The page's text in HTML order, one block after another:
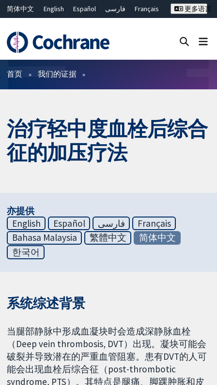
简体中文 English Español فارسی
Français
ไทย
繁體中文
更多语言
过滤
首页 我们的证据
治疗轻中度血栓后综合
征的加压疗法
亦提供
English
Español فارسی
Français
Bahasa Malaysia
繁體中文
简体中文
한국어
系统综述背景
当腿部静脉中形成血凝块时会造成深静脉血栓
（Deep vein thrombosis, DVT）出现。凝块可能会
破裂并导致潜在的严重血管阻塞。患有DVT的人可
能会出现血栓后综合征（post-thrombotic
syndrome, PTS）。其特点是腿痛、脚踝肿胀和皮